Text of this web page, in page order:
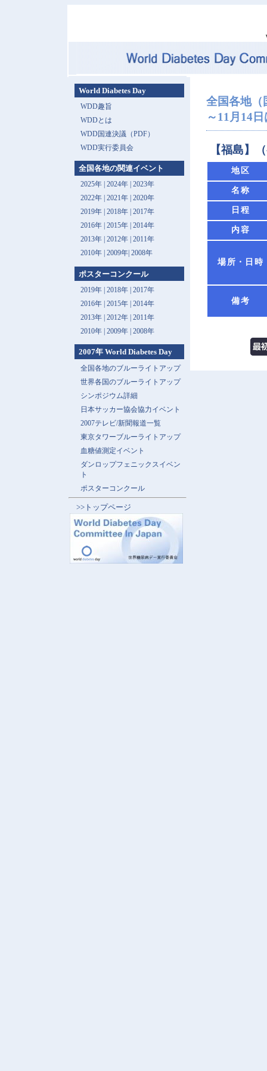
全国各地（
～11月14
【福島】
地区
名称
日程
内容
場所・日時
備考
World Diabetes Day
WDD趣旨
WDDとは
WDD国連決議（PDF）
WDD実行委員会
全国各地の関連イベント
2025年| 2024年| 2023年
2022年| 2021年| 2020年
2019年| 2018年| 2017年
2016年| 2015年| 2014年
2013年 | 2012年| 2011年
2010年| 2009年| 2008年
ポスターコンクール
2019年 | 2018年 | 2017年
2016年 | 2015年 | 2014年
2013年 | 2012年 | 2011年
2010年 | 2009年 | 2008年
2007年 World Diabetes Day
全国各地のブルーライトアップ
世界各国のブルーライトアップ
シンポジウム詳細
日本サッカー協会協力イベント
2007テレビ/新聞報道一覧
東京タワーブルーライトアップ
血糖値測定イベント
ダンロップフェニックスイベン
ト
ポスターコンクール
>>トップページ